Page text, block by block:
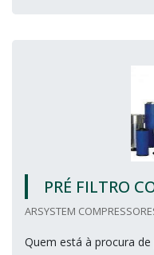
PRÉ FILTRO
ARSYSTEM
Quem está à procura